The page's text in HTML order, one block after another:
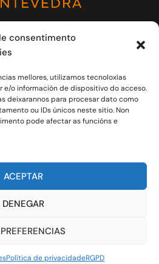
consentimento
mellores, utilizamos tecnoloxías
e/o información de dispositivo do acceso.
deixarannos para procesar dato como
ou IDs únicos neste sitio. Non
pode afectar as funcións e
ACEPTAR
DENEGAR
Política de privacidadeRGPD
de 20.30h a 21.30h.
Política de privacidade